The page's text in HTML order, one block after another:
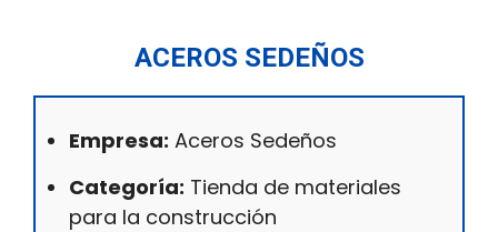
ACEROS SEDEÑOS
Empresa: Aceros Sedeños
Categoría: Tienda de materiales
para la construcción